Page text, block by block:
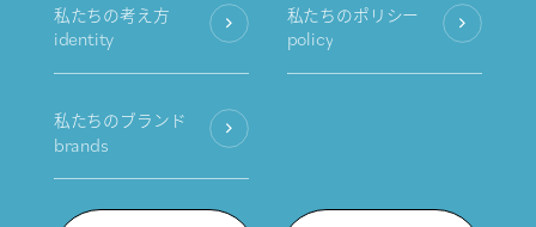
私たちの考え方
identity
私たちのポリシー
policy
私たちのブランド
brands